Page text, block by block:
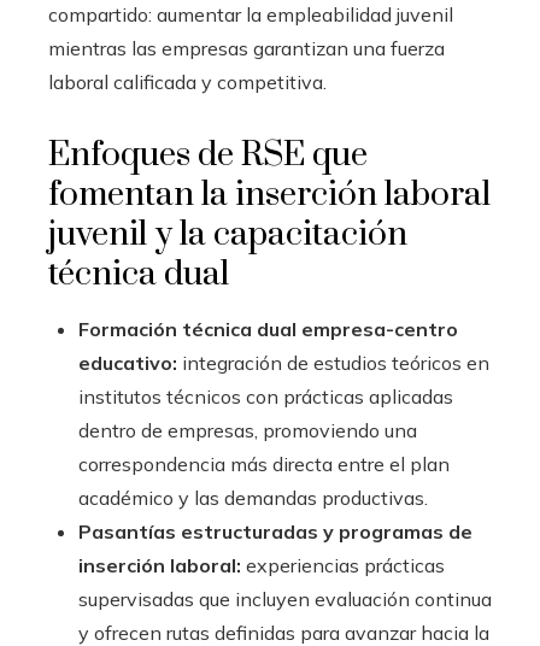
compartido: aumentar la empleabilidad juvenil
mientras las empresas garantizan una fuerza
laboral calificada y competitiva.
Enfoques de RSE que
fomentan la inserción laboral
juvenil y la capacitación
técnica dual
Formación técnica dual empresa-centro
educativo: integración de estudios teóricos en
institutos técnicos con prácticas aplicadas
dentro de empresas, promoviendo una
correspondencia más directa entre el plan
académico y las demandas productivas.
Pasantías estructuradas y programas de
inserción laboral: experiencias prácticas
supervisadas que incluyen evaluación continua
y ofrecen rutas definidas para avanzar hacia la